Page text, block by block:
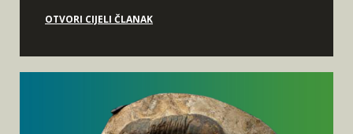
OTVORI CIJELI ČLANAK